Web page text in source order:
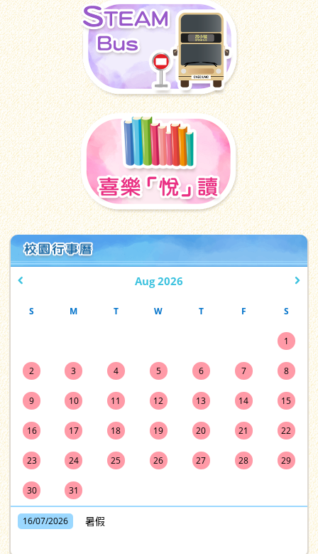
13/07/2026
《香港電台—玩玩星期天》學生訪
13/07/2026
試後活動精彩花絮(6/7-10/7)
11/07/2026
教育局「STEAM學生大使計劃」
10/07/2026
09/07/2026
遇見更好的自己：呂小「反思成長
之路」
賽馬會樂動人生計劃：音樂欣賞會
Aug 2026
S M T W T F S
1
2 3 4 5 6 7 8
9 10 11 12 13 14 15
16 17 18 19 20 21 22
23 24 25 26 27 28 29
30 31
16/07/2026 暑假